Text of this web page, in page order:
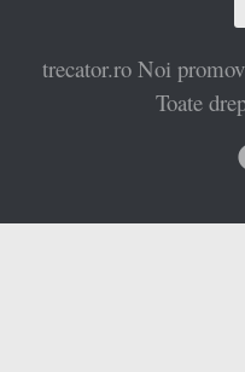
trecator.ro Noi
Toate